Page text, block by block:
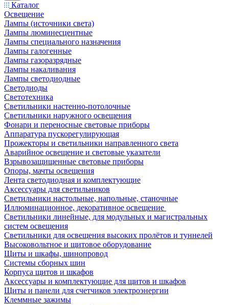
Каталог
Освещение
Лампы (источники света)
Лампы люминесцентные
Лампы специального назначения
Лампы галогенные
Лампы газоразрядные
Лампы накаливания
Лампы светодиодные
Светодиоды
Светотехника
Светильники настенно-потолочные
Светильники наружного освещения
Фонари и переносные световые приборы
Аппаратура пускорегулирующая
Прожекторы и светильники направленного света
Аварийное освещение и световые указатели
Взрывозащищенные световые приборы
Опоры, мачты освещения
Лента светодиодная и комплектующие
Аксессуары для светильников
Светильники настольные, напольные, станочные
Иллюминационное, декоративное освещение
Светильники линейные, для модульных и магистральных
систем освещения
Светильники для освещения высоких пролётов и туннелей
Высоковольтное и щитовое оборудование
Щиты и шкафы, шинопровод
Системы сборных шин
Корпуса щитов и шкафов
Аксессуары и комплектующие для щитов и шкафов
Щиты и панели для счетчиков электроэнергии
Клеммные зажимы